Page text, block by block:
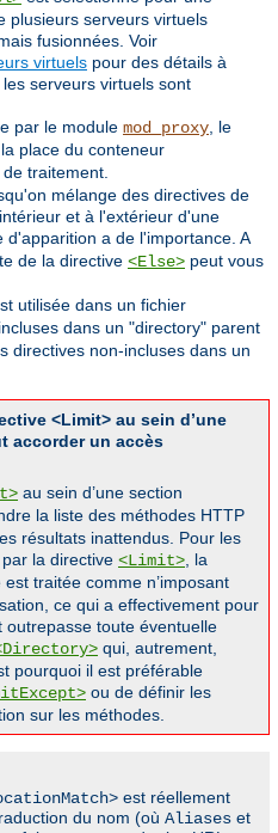
serveurs virtuels
fusionnées. Voir
virtuels pour des détails à
serveurs virtuels sont
par le module mod_proxy, le
place du conteneur
traitement.
mélange des directives de
et à l'extérieur d'une
d'apparition a de l'importance. A
de la directive <Else> peut vous
utilisée dans un fichier
dans un "directory" parent
directives non-incluses dans un
<Limit> au sein d’une
accorder un accès
au sein d’une section
la liste des méthodes HTTP
résultats inattendus. Pour les
la directive <Limit>, la
est traitée comme n’imposant
ce qui a effectivement pour
outrepasse toute éventuelle
qui, autrement,
pourquoi il est préférable
ou de définir les
sur les méthodes.
est réellement
du nom (où Aliases et